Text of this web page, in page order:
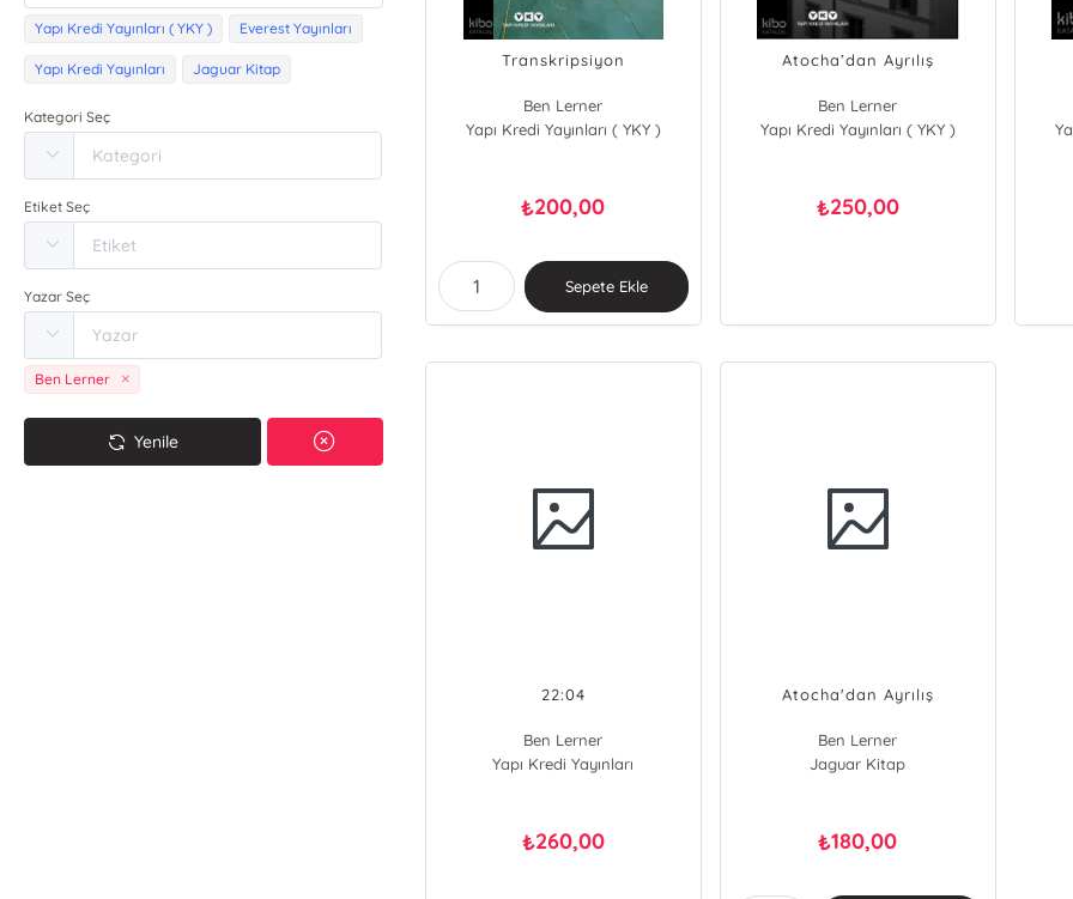
Yapı Kredi Yayınları ( YKY ) Everest Yayınları
Yapı Kredi Yayınları Jaguar Kitap
Kategori Seç
Etiket Seç
Yazar Seç
Ben Lerner
Yenile
Transkripsiyon
Ben Lerner
Yapı Kredi Yayınları ( YKY )
₺200,00
Sepete Ekle
Atocha’dan Ayrılış
Ben Lerner
Yapı Kredi Yayınları ( YKY )
₺250,00
22:04
Ben Lerner
Yapı Kredi Yayınları
₺260,00
Atocha'dan Ayrılış
Ben Lerner
Jaguar Kitap
₺180,00